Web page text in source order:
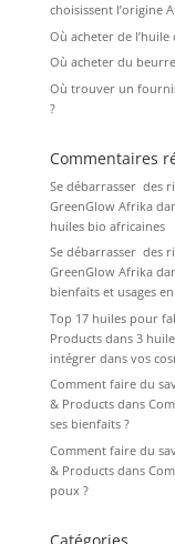
choisissent l’origine
Où acheter de l’huile
Où acheter du
Où trouver un
?
Commentaires
Se débarrasser des
GreenGlow Afrika
huiles bio africaines
Se débarrasser des
GreenGlow Afrika
bienfaits et usages
Top 17 huiles pour
Productsdans 3
intégrer dans vos
Comment faire du
& Productsdans
ses bienfaits ?
Comment faire du
& Productsdans
poux ?